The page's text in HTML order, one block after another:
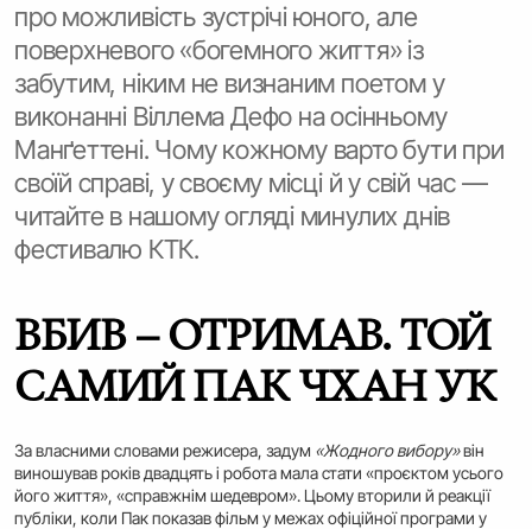
про можливість зустрічі юного, але
поверхневого «богемного життя» із
забутим, ніким не визнаним поетом у
виконанні Віллема Дефо на осінньому
Манґеттені. Чому кожному варто бути при
своїй справі, у своєму місці й у свій час —
читайте в нашому огляді минулих днів
фестивалю КТК.
ВБИВ – ОТРИМАВ. ТОЙ
САМИЙ ПАК ЧХАН УК
За власними словами режисера, задум «Жодного вибору»він
виношував років двадцять і робота мала стати «проєктом усього
його життя», «справжнім шедевром». Цьому вторили й реакції
публіки, коли Пак показав фільм у межах офіційної програми у